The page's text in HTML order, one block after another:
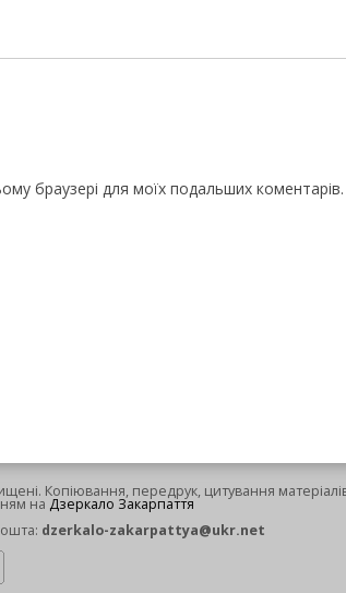
браузері для моїх подальших коментарів.
Копіювання, передрук, цитування
на Дзеркало Закарпаття
dzerkalo-zakarpattya@ukr.net